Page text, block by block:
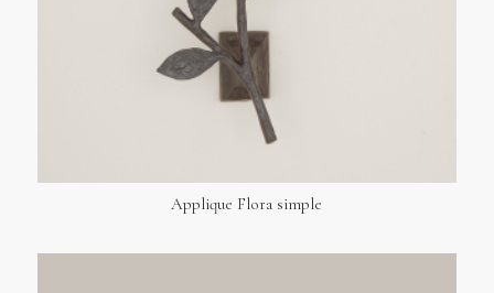
Applique Flora simple